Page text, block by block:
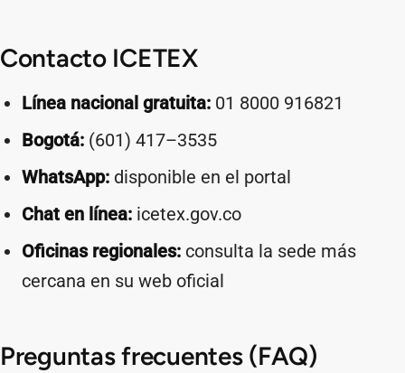
Contacto ICETEX
Línea nacional gratuita: 01 8000 916821
Bogotá: (601) 417–3535
WhatsApp: disponible en el portal
Chat en línea: icetex.gov.co
Oficinas regionales: consulta la sede más
cercana en su web oficial
Preguntas frecuentes (FAQ)